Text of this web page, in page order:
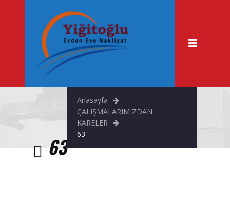
Hakkımızda
Hizmetlerimiz
Şehir İçi Taşımacılık
Asansörlü Nakliyat
Fuar & Stand Taşıma
63
Anasayfa
ÇALIŞMALARIMIZDAN
KARELER
63